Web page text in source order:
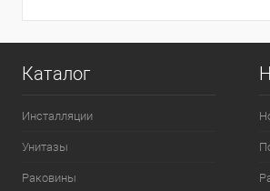
Каталог
Инсталляции
Унитазы
Раковины